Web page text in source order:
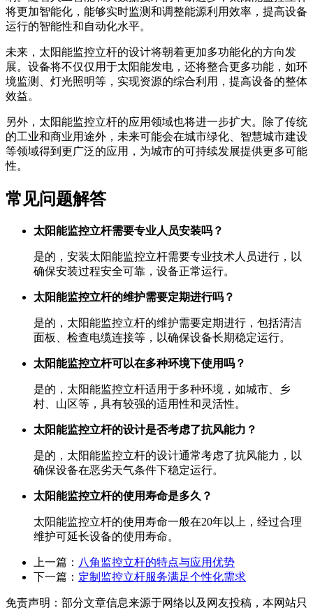
将更加智能化，能够实时监测和调整能源利用效率，提高设备
运行的智能性和自动化水平。
未来，太阳能监控立杆的设计将朝着更加多功能化的方向发
展。设备将不仅仅用于太阳能发电，还将整合更多功能，如环
境监测、灯光照明等，实现资源的综合利用，提高设备的整体
效益。
另外，太阳能监控立杆的应用领域也将进一步扩大。除了传统
的工业和商业用途外，未来可能会在城市绿化、智慧城市建设
等领域得到更广泛的应用，为城市的可持续发展提供更多可能
性。
常见问题解答
太阳能监控立杆需要专业人员安装吗？
是的，安装太阳能监控立杆需要专业技术人员进行，以
确保安装过程安全可靠，设备正常运行。
太阳能监控立杆的维护需要定期进行吗？
是的，太阳能监控立杆的维护需要定期进行，包括清洁
面板、检查电缆连接等，以确保设备长期稳定运行。
太阳能监控立杆可以在多种环境下使用吗？
是的，太阳能监控立杆适用于多种环境，如城市、乡
村、山区等，具有较强的适用性和灵活性。
太阳能监控立杆的设计是否考虑了抗风能力？
是的，太阳能监控立杆的设计通常考虑了抗风能力，以
确保设备在恶劣天气条件下稳定运行。
太阳能监控立杆的使用寿命是多久？
太阳能监控立杆的使用寿命一般在20年以上，经过合理
维护可延长设备的使用寿命。
上一篇： 八角监控立杆的特点与应用优势
下一篇： 定制监控立杆服务满足个性化需求
免责声明：部分文章信息来源于网络以及网友投稿，本网站只